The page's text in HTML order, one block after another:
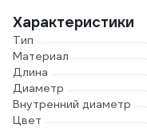
Характеристики
Тип
Материал
Длина
Диаметр
Внутренний диаметр
Цвет